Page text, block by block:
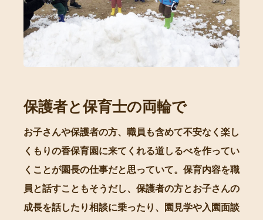
保護者と保育士の両輪で
お子さんや保護者の方、職員も含めて不安なく楽し
くもりの香保育園に来てくれる道しるべを作ってい
くことが園長の仕事だと思っていて。保育内容を職
員と話すこともそうだし、保護者の方とお子さんの
成長を話したり相談に乗ったり、園見学や入園面談